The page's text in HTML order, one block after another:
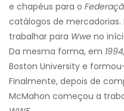
e chapéus para o
catálogos de
trabalhar para Wwe no
Da mesma forma, em 1994,
Boston University e
Finalmente, depois de
McMahon começou a